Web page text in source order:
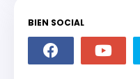
BIEN SOCIAL